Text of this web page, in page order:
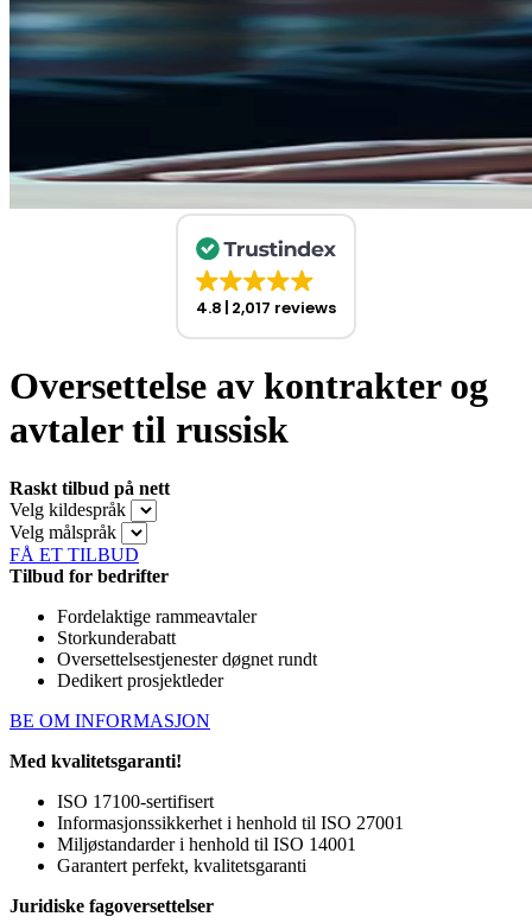
4.8 2,017 reviews
Oversettelse av kontrakter og
avtaler til russisk
Raskt tilbud på nett
Velg kildespråk
Velg målspråk
FÅ ET TILBUD
Tilbud for bedrifter
Fordelaktige rammeavtaler
Storkunderabatt
Oversettelsestjenester døgnet rundt
Dedikert prosjektleder
BE OM INFORMASJON
Med kvalitetsgaranti!
ISO 17100-sertifisert
Informasjonssikkerhet i henhold til ISO 27001
Miljøstandarder i henhold til ISO 14001
Garantert perfekt, kvalitetsgaranti
Juridiske fagoversettelser